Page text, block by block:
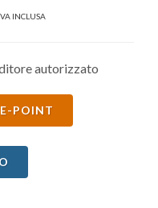
INCLUSA
autorizzato
POINT